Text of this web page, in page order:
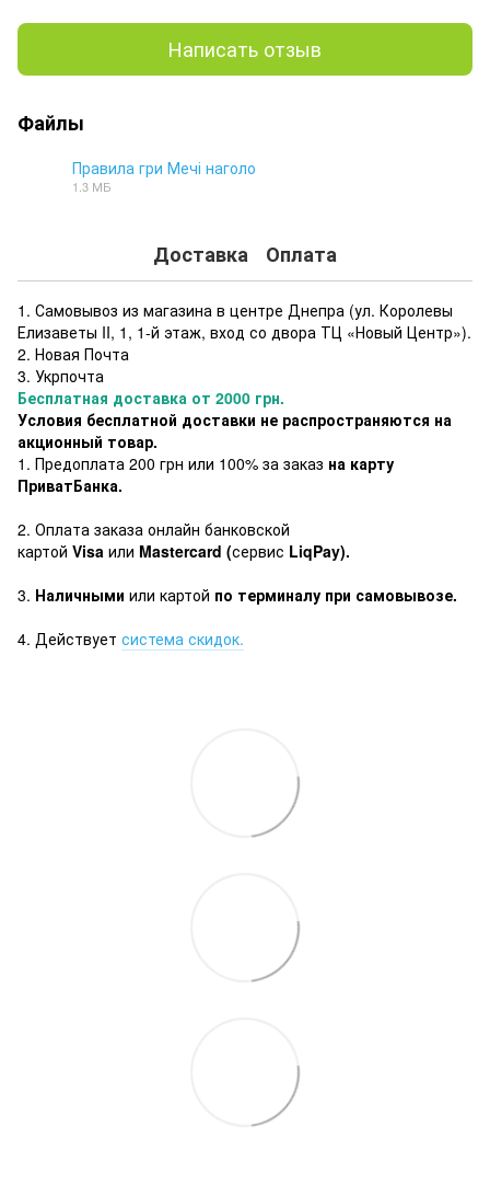
Написать отзыв
Файлы
Правила гри Мечі наголо
1.3 МБ
Доставка Оплата
1. Самовывоз из магазина в центре Днепра (ул. Королевы
Елизаветы II, 1, 1-й этаж, вход со двора ТЦ «Новый Центр»).
2. Новая Почта
3. Укрпочта
Бесплатная доставка от 2000 грн.
Условия бесплатной доставки не распространяются на
акционный товар.
1. Предоплата 200 грн или 100% за заказ на карту
ПриватБанка.
2. Оплата заказа онлайн банковской
картой Visa или Mastercard (сервис LiqPay).
3. Наличными или картой по терминалу при самовывозе.
4. Действует система скидок.